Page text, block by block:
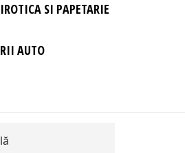
SI PAPETARIE
AUTO